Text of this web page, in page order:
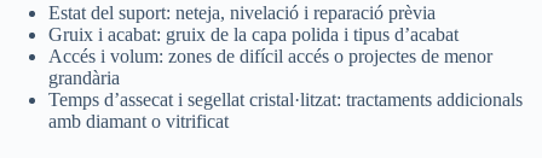
Estat del suport: neteja, nivelació i reparació prèvia
Gruix i acabat: gruix de la capa polida i tipus d’acabat
Accés i volum: zones de difícil accés o projectes de menor
grandària
Temps d’assecat i segellat cristal·litzat: tractaments addicionals
amb diamant o vitrificat